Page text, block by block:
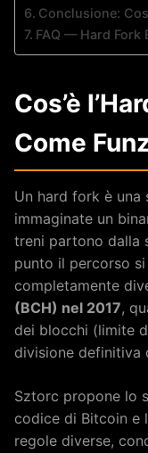
Conclusione:
FAQ — Hard Fork
Cos’è
Come
Un hard fork è una
immaginate un
treni partono dalla
punto il percorso
completamente
(BCH) nel 2017,
dei blocchi (limite
divisione definitiva
Sztorc propone lo
codice di Bitcoin e
regole diverse,